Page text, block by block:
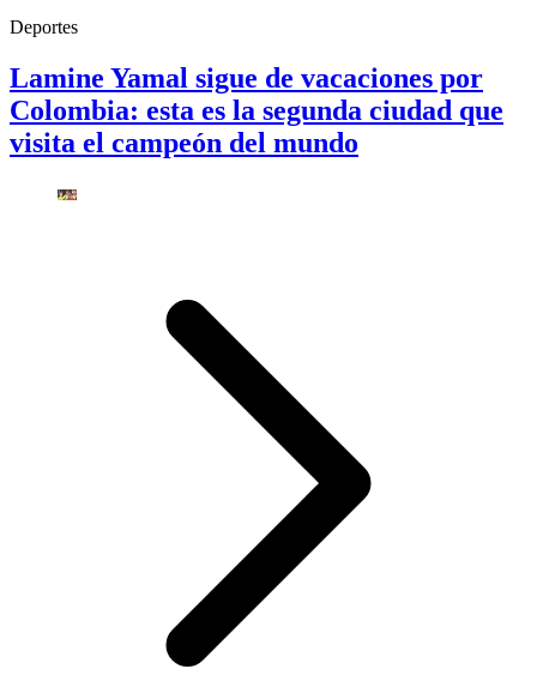
Deportes
Lamine Yamal sigue de vacaciones por
Colombia: esta es la segunda ciudad que
visita el campeón del mundo